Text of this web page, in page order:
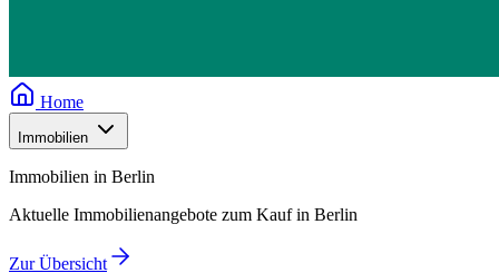
Home
Immobilien
Immobilien in Berlin
Aktuelle Immobilienangebote zum Kauf in Berlin
Zur Übersicht